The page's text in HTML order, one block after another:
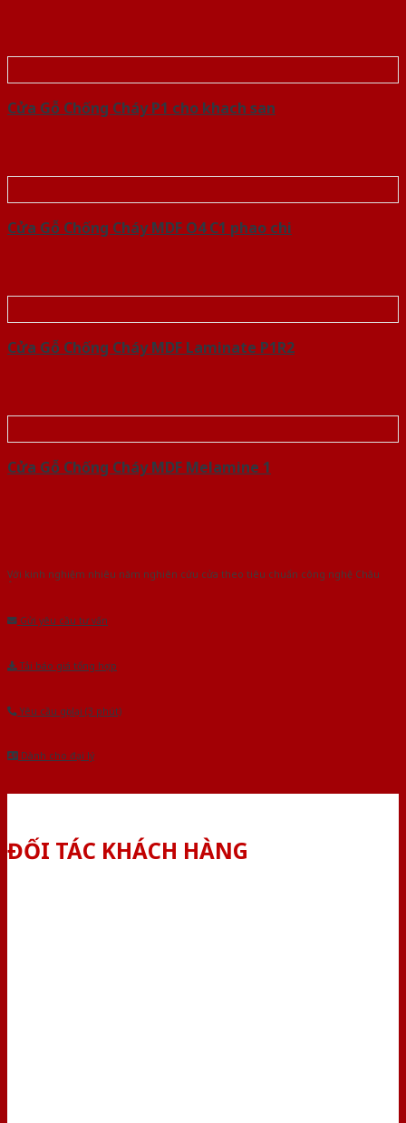
Cửa Gỗ Chống Cháy P1 cho khach san
Cửa Gỗ Chống Cháy MDF O4 C1 phao chi
Cửa Gỗ Chống Cháy MDF Laminate P1R2
Cửa Gỗ Chống Cháy MDF Melamine 1
Với kinh nghiệm nhiêu năm nghiên cứu cửa theo tiêu chuẩn công nghệ Châu
Âu.Chúng tôi tự tin là nhà sản xuất & cung cấp hàng đầu tại Việt Nam!
Gửi yêu cầu tư vấn
Tải báo giá tổng hợp
Yêu cầu gọi lại (3 phút)
Dành cho đại lý
ĐỐI TÁC KHÁCH HÀNG